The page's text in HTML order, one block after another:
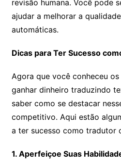
revisão humana. Você pode
ajudar a melhorar a
automáticas.
Dicas para Ter Sucesso
Agora que você conheceu
ganhar dinheiro traduzindo
saber como se destacar
competitivo. Aqui estão
a ter sucesso como tradutor
1. Aperfeiçoe Suas